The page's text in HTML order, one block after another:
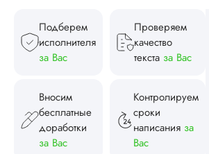
Подберем
исполнителя
за Вас
Проверяем
качество
текста за Вас
Вносим
бесплатные
доработки
за Вас
Контролируем
сроки
написания за
Вас